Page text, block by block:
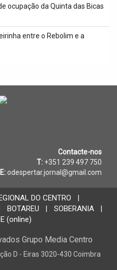
ocupação da Quinta das Bicas
entre o Rebolim e a
Contacte-nos
T: +351 239 497 750
E: odespertar.jornal@gmail.com
DO CENTRO
BOTAREU SOBERANIA
(online)
Grupo Media Centro
D - Eiras 3020-430 Coimbra